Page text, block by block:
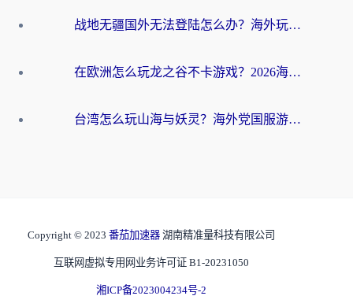
战地无疆国外无法登陆怎么办？海外玩家国服畅玩终极指南（附欧服魔兽EVE加速方案）
在欧洲怎么玩龙之谷不卡游戏？2026海外党国服游戏加速全攻略
台湾怎么玩山海与妖灵？海外党国服游戏加速全攻略，告别延迟卡顿
Copyright © 2023 番茄加速器 湖南精准量科技有限公司
互联网虚拟专用网业务许可证 B1-20231050
湘ICP备2023004234号-2